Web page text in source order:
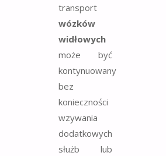
transport
wózków
widłowych
może być
kontynuowany
bez
konieczności
wzywania
dodatkowych
służb lub